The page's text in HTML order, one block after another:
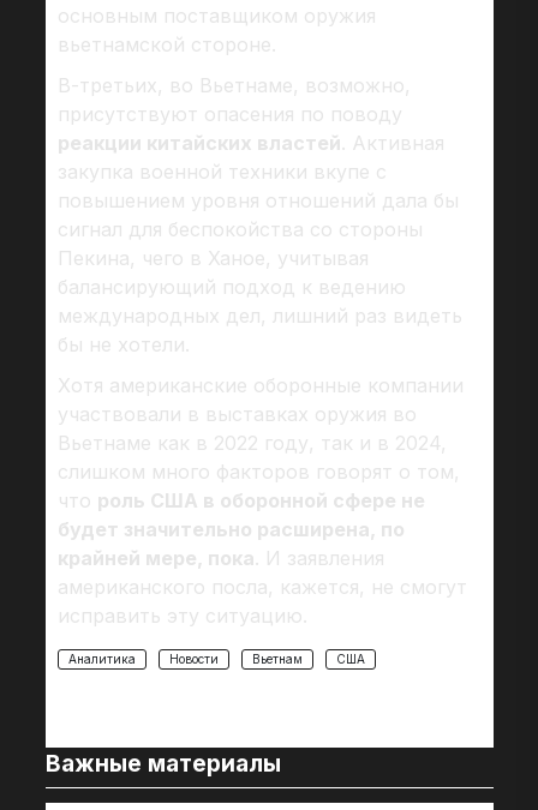
основным поставщиком оружия
вьетнамской стороне.
В-третьих, во Вьетнаме, возможно,
присутствуют опасения по поводу
реакции китайских властей. Активная
закупка военной техники вкупе с
повышением уровня отношений дала бы
сигнал для беспокойства со стороны
Пекина, чего в Ханое, учитывая
балансирующий подход к ведению
международных дел, лишний раз видеть
бы не хотели.
Хотя американские оборонные компании
участвовали в выставках оружия во
Вьетнаме как в 2022 году, так и в 2024,
слишком много факторов говорят о том,
что роль США в оборонной сфере не
будет значительно расширена, по
крайней мере, пока. И заявления
американского посла, кажется, не смогут
исправить эту ситуацию.
Аналитика Новости Вьетнам США
Важные материалы